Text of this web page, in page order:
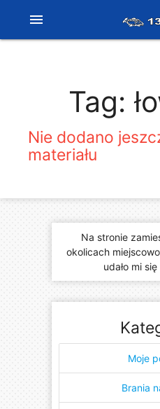
menu
Tag:
Nie dodano
materiału
Na stronie
okolicach
udało mi
Moje
Brania